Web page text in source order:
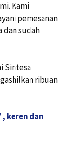
Kami
pemesanan
dan sudah
Sintesa
ribuan
, keren dan